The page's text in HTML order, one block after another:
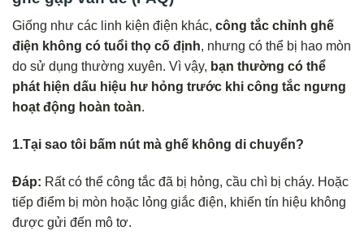
Giống như các linh kiện điện khác, công tắc chỉnh ghế
điện không có tuổi thọ cố định, nhưng có thể bị hao mòn
do sử dụng thường xuyên. Vì vậy, bạn thường có thể
phát hiện dấu hiệu hư hỏng trước khi công tắc ngưng
hoạt động hoàn toàn.
1.Tại sao tôi bấm nút mà ghế không di chuyển?
Đáp: Rất có thể công tắc đã bị hỏng, cầu chì bị cháy. Hoặc
tiếp điểm bị mòn hoặc lỏng giắc điện, khiến tín hiệu không
được gửi đến mô tơ.